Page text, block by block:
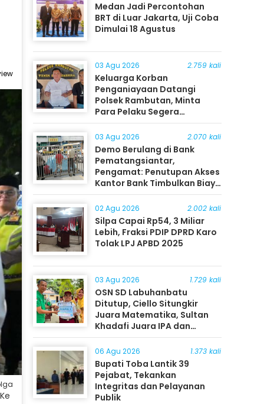
Medan Jadi Percontohan
BRT di Luar Jakarta, Uji Coba
Dimulai 18 Agustus
03 Agu 2026 2.759 kali
Keluarga Korban
Penganiayaan Datangi
Polsek Rambutan, Minta
Para Pelaku Segera
Ditangkap
03 Agu 2026 2.070 kali
Demo Berulang di Bank
Pematangsiantar,
Pengamat: Penutupan Akses
Kantor Bank Timbulkan Biaya
Ekonomi bagi Masyarakat
02 Agu 2026 2.002 kali
Silpa Capai Rp54, 3 Miliar
Lebih, Fraksi PDIP DPRD Karo
Tolak LPJ APBD 2025
03 Agu 2026 1.729 kali
OSN SD Labuhanbatu
Ditutup, Ciello Situngkir
Juara Matematika, Sultan
Khadafi Juara IPA dan
Timothy Rangkuti Juara IPS
06 Agu 2026 1.373 kali
Bupati Toba Lantik 39
Pejabat, Tekankan
Integritas dan Pelayanan
Publik